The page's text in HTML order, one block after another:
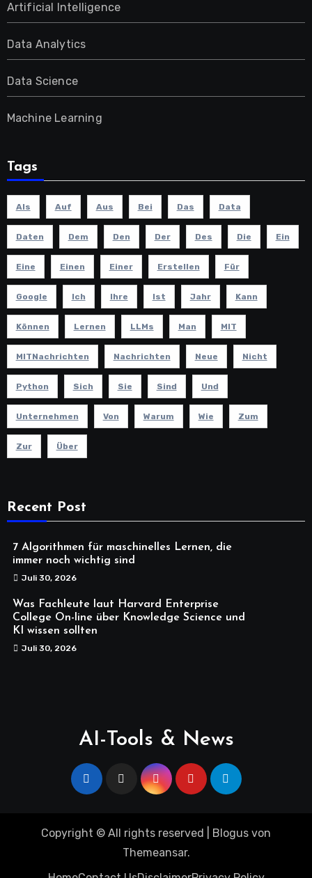
Artificial Intelligence
Data Analytics
Data Science
Machine Learning
Tags
Als Auf Aus Bei Das Data
Daten Dem Den Der Des Die Ein
Eine Einen Einer Erstellen Für
Google Ich Ihre Ist Jahr Kann
Können Lernen LLMs Man MIT
MITNachrichten Nachrichten Neue Nicht
Python Sich Sie Sind Und
Unternehmen Von Warum Wie Zum
Zur Über
Recent Post
7 Algorithmen für maschinelles Lernen, die
immer noch wichtig sind
Juli 30, 2026
Was Fachleute laut Harvard Enterprise
College On-line über Knowledge Science und
KI wissen sollten
Juli 30, 2026
AI-Tools & News
Copyright © All rights reserved Blogus von
Themeansar.